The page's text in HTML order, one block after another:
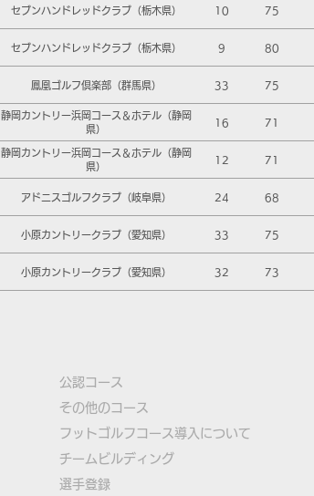
セブンハンドレッドクラブ（栃木県） 10 75
セブンハンドレッドクラブ（栃木県） 9 80
鳳凰ゴルフ倶楽部（群馬県） 33 75
静岡カントリー浜岡コース＆ホテル（静岡
県）
16 71
静岡カントリー浜岡コース＆ホテル（静岡
県）
12 71
アドニスゴルフクラブ（岐阜県） 24 68
小原カントリークラブ（愛知県） 33 75
小原カントリークラブ（愛知県） 32 73
公認コース
​その他のコース
​ フットゴルフコース導入について
​チームビルディング
選手登録​